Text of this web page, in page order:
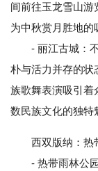
间前往玉龙雪山游
为中秋赏月胜地的
- 丽江古城：不
朴与活力并存的状
族歌舞表演吸引着
数民族文化的独特
西双版纳：热
- 热带雨林公园